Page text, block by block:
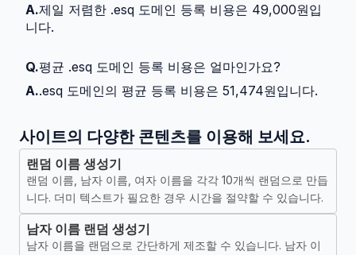
A.제일 저렴한 .esq 도메인 등록 비용은 49,000원입
니다.
Q.평균 .esq 도메인 등록 비용은 얼마인가요?
A..esq 도메인의 평균 등록 비용은 51,474원입니다.
사이트의 다양한 콘텐츠를 이용해 보세요.
랜덤 이름 생성기
랜덤 이름, 남자 이름, 여자 이름을 각각 10개씩 랜덤으로 만듭
니다. 더미 텍스트가 필요한 경우 시간을 절약할 수 있습니다.
남자 이름 랜덤 생성기
남자 이름을 랜덤으로 간단하게 제조할 수 있습니다. 남자 이